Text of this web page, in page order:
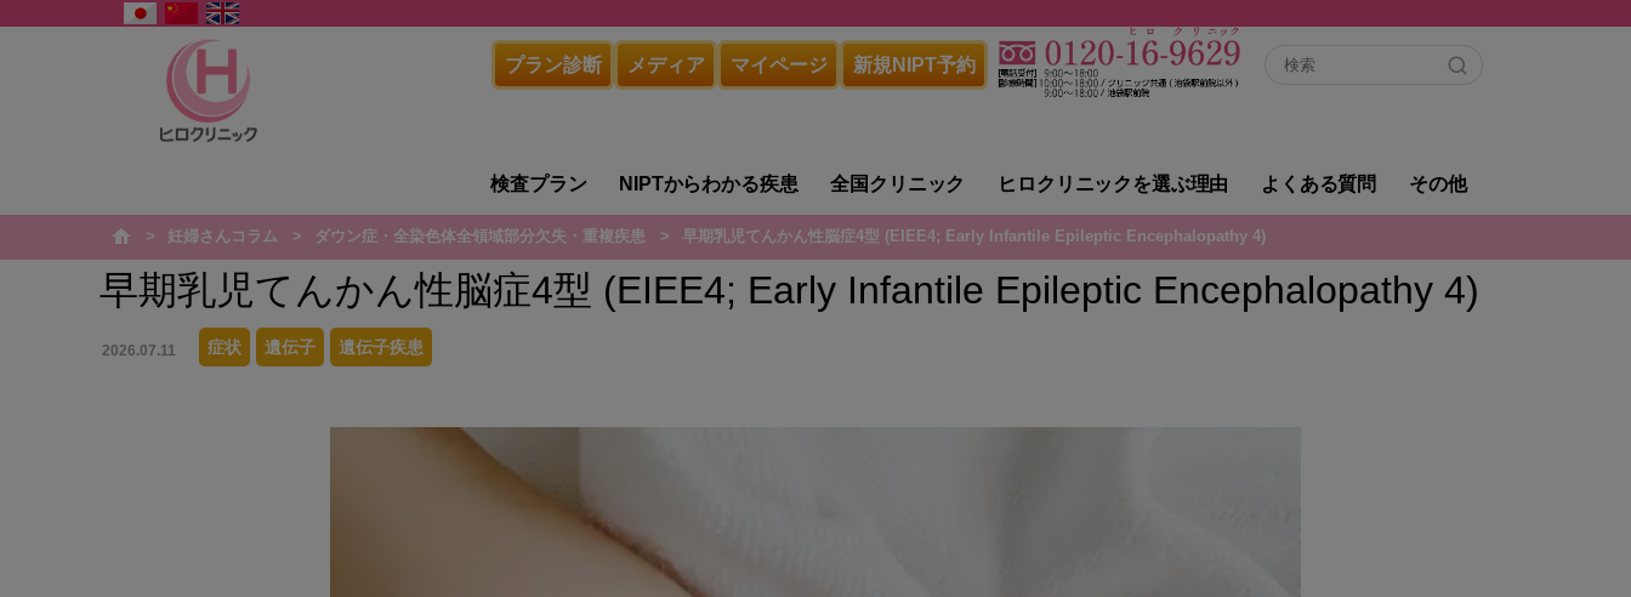
プラン診断 メディア マイページ 新規NIPT予約
検査プラン NIPTからわかる疾患 全国クリニック ヒロクリニックを選ぶ理由 よくある質問 その他
h
m
e
妊婦さんコラム ダウン症・全染色体全領域部分欠失・重複疾患 早期乳児てんかん性脳症4型 (EIEE4; Early Infantile Epileptic Encephalopathy 4)
早期乳児てんかん性脳症4型 (EIEE4; Early Infantile Epileptic Encephalopathy 4)
2026.07.11 症状 遺伝子 遺伝子疾患